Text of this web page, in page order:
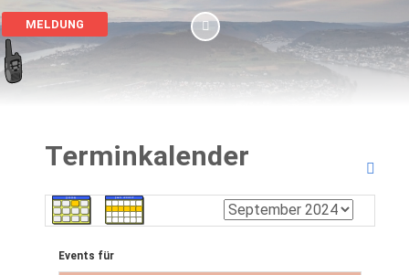
MELDUNG
Terminkalender
Events für